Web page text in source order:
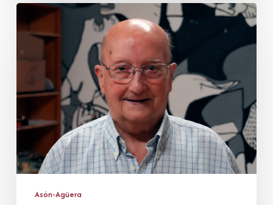
Javier
Rotaeche
Mosquera
Asón-Agüera